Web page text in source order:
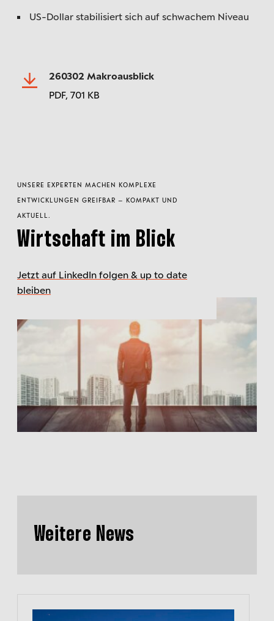
US-Dollar stabilisiert sich auf schwachem Niveau
260302 Makroausblick
PDF, 701 KB
UNSERE EXPERTEN MACHEN KOMPLEXE
ENTWICKLUNGEN GREIFBAR – KOMPAKT UND
AKTUELL.
Wirtschaft im Blick
Jetzt auf LinkedIn folgen & up to date
bleiben
Weitere News